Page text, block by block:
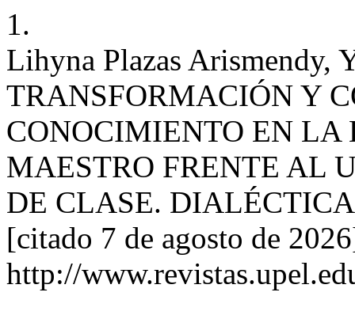
1.
Lihyna Plazas Arismendy,
TRANSFORMACIÓN Y
CONOCIMIENTO EN
MAESTRO FRENTE AL
DE CLASE.
[citado 7 de agosto de
http://